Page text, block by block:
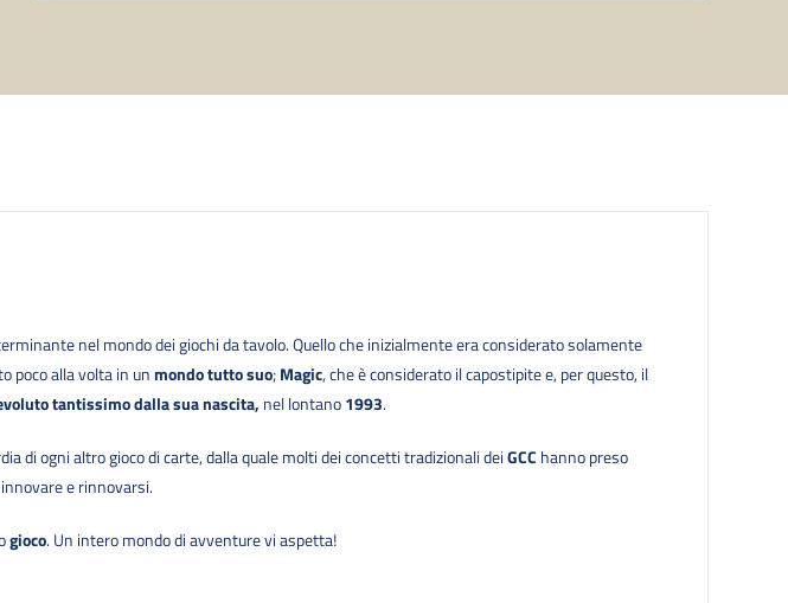
nel mondo dei giochi da tavolo. Quello che inizialmente era considerato solamente
poco alla volta in unmondo tutto suo;Magic, che è considerato il capostipite e, per questo, il
tantissimo dalla sua nascita, nel lontano1993.
di ogni altro gioco di carte, dalla quale molti dei concetti tradizionali deiGCC hanno preso
e rinnovarsi.
gioco. Un intero mondo di avventure vi aspetta!